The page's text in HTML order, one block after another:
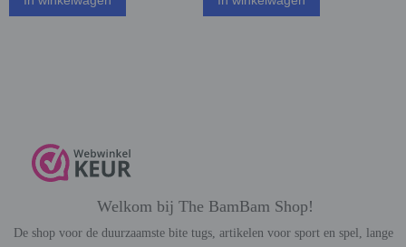
Welkom bij The BamBam Shop!
De shop voor de duurzaamste bite tugs, artikelen voor sport en spel, lange